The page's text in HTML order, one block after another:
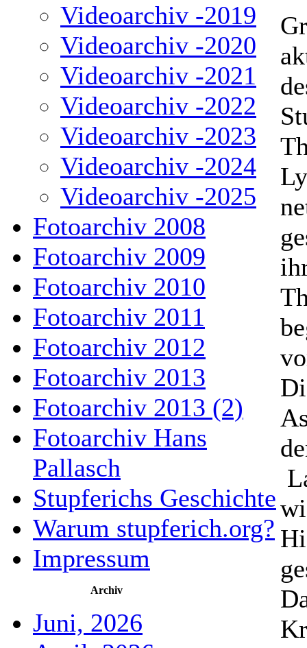
Videoarchiv -2019
Videoarchiv -2020
Videoarchiv -2021
Videoarchiv -2022
Videoarchiv -2023
Videoarchiv -2024
Videoarchiv -2025
Fotoarchiv 2008
Fotoarchiv 2009
Fotoarchiv 2010
Fotoarchiv 2011
Fotoarchiv 2012
Fotoarchiv 2013
Fotoarchiv 2013 (2)
Fotoarchiv Hans
Pallasch
Stupferichs Geschichte
Warum stupferich.org?
Impressum
Archiv
Juni, 2026